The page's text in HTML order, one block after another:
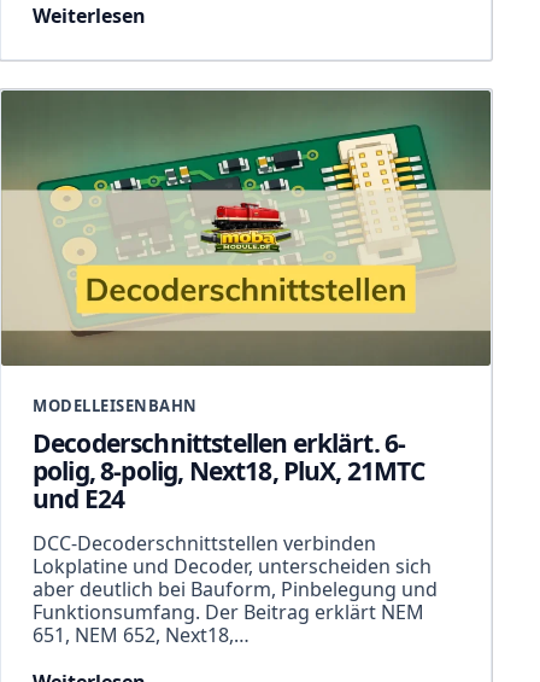
Weiterlesen
MODELLEISENBAHN
Decoderschnittstellen erklärt. 6-
polig, 8-polig, Next18, PluX, 21MTC
und E24
DCC-Decoderschnittstellen verbinden
Lokplatine und Decoder, unterscheiden sich
aber deutlich bei Bauform, Pinbelegung und
Funktionsumfang. Der Beitrag erklärt NEM
651, NEM 652, Next18,…